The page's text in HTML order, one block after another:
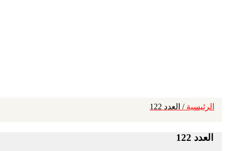
الرئيسية / العدد 122
العدد 122